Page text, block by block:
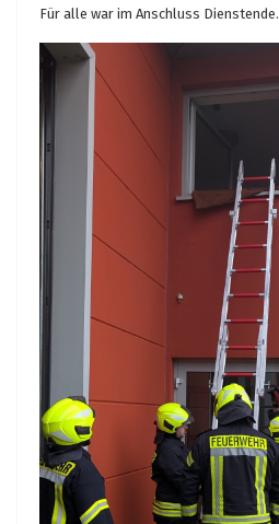
Für alle war im Anschluss Dienstende.